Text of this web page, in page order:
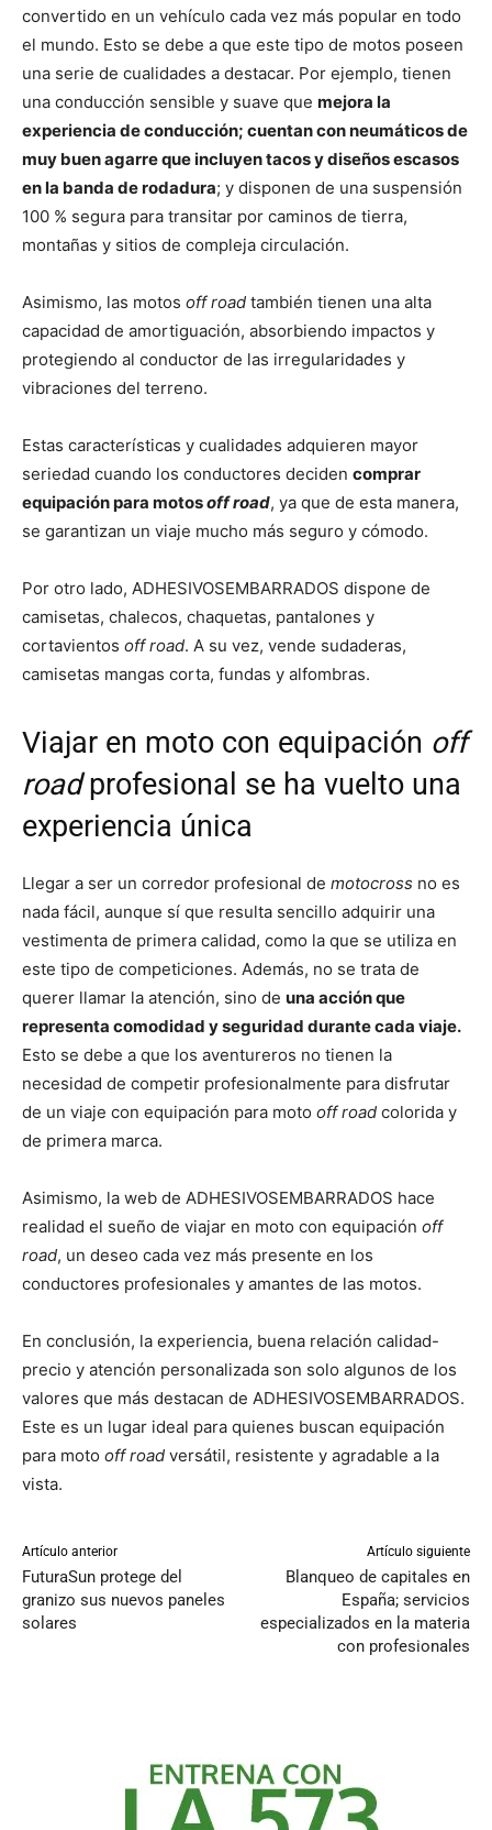
convertido en un vehículo cada vez más popular en todo
el mundo. Esto se debe a que este tipo de motos poseen
una serie de cualidades a destacar. Por ejemplo, tienen
una conducción sensible y suave que mejora la
experiencia de conducción; cuentan con neumáticos de
muy buen agarre que incluyen tacos y diseños escasos
en la banda de rodadura; y disponen de una suspensión
100 % segura para transitar por caminos de tierra,
montañas y sitios de compleja circulación.
Asimismo, las motos off road también tienen una alta
capacidad de amortiguación, absorbiendo impactos y
protegiendo al conductor de las irregularidades y
vibraciones del terreno.
Estas características y cualidades adquieren mayor
seriedad cuando los conductores deciden comprar
equipación para motosoff road, ya que de esta manera,
se garantizan un viaje mucho más seguro y cómodo.
Por otro lado, ADHESIVOSEMBARRADOS dispone de
camisetas, chalecos, chaquetas, pantalones y
cortavientos off road. A su vez, vende sudaderas,
camisetas mangas corta, fundas y alfombras.
Viajar en moto con equipación off
roadprofesional se ha vuelto una
experiencia única
Llegar a ser un corredor profesional de motocross no es
nada fácil, aunque sí que resulta sencillo adquirir una
vestimenta de primera calidad, como la que se utiliza en
este tipo de competiciones. Además, no se trata de
querer llamar la atención, sino de una acción que
representa comodidad y seguridad durante cada viaje.
Esto se debe a que los aventureros no tienen la
necesidad de competir profesionalmente para disfrutar
de un viaje con equipación para moto off road colorida y
de primera marca.
Asimismo, la web de ADHESIVOSEMBARRADOS hace
realidad el sueño de viajar en moto con equipación off
road, un deseo cada vez más presente en los
conductores profesionales y amantes de las motos.
En conclusión, la experiencia, buena relación calidad-
precio y atención personalizada son solo algunos de los
valores que más destacan de ADHESIVOSEMBARRADOS.
Este es un lugar ideal para quienes buscan equipación
para moto off road versátil, resistente y agradable a la
vista.
Artículo anterior
FuturaSun protege del
granizo sus nuevos paneles
solares
Artículo siguiente
Blanqueo de capitales en
España; servicios
especializados en la materia
con profesionales